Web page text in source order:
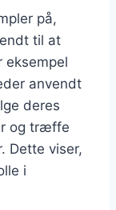
på,
til at
eksempel
anvendt
deres
og træffe
Dette viser,
i